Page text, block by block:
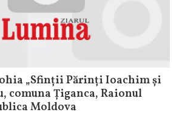
„Sfinții Părinți Ioachim și
comuna Țiganca, Raionul
Moldova